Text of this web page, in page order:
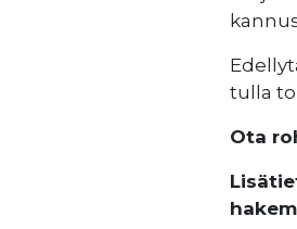
tulla
Ota